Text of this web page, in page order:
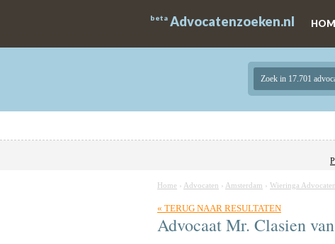
beta Advocatenzoeken.nl
Zoek in 17.701
Home › Advocaten › Amsterdam › Wieringa Advocaten
« TERUG NAAR RESULTATEN
AdvocaatMr. Clasien